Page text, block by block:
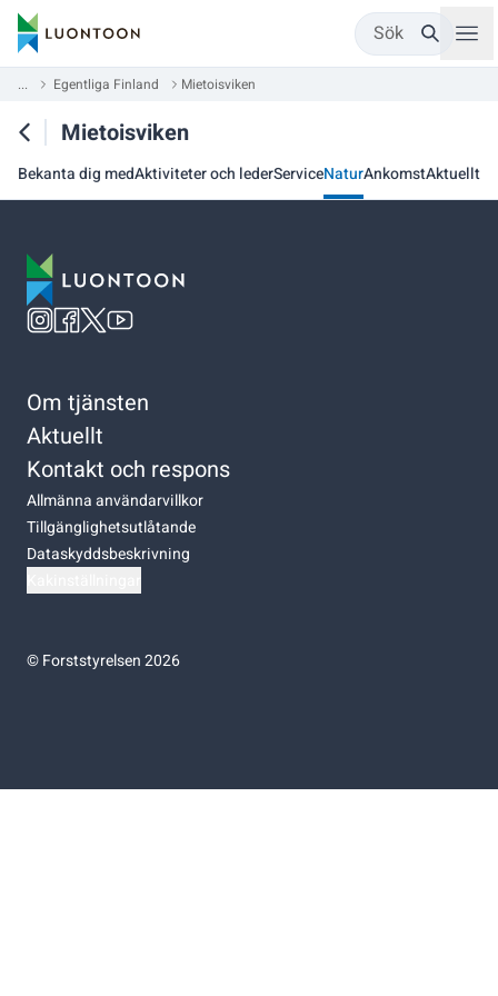
Sök
... Egentliga Finland Mietoisviken
Mietoisviken
Bekanta dig medAktiviteter och lederServiceNaturAnkomstAktuellt
Om tjänsten
Aktuellt
Kontakt och respons
Allmänna användarvillkor
Tillgänglighetsutlåtande
Dataskyddsbeskrivning
©Forststyrelsen 2026